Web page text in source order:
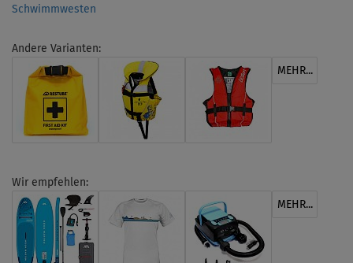
Schwimmwesten
Andere Varianten:
MEHR...
Wir empfehlen:
MEHR...